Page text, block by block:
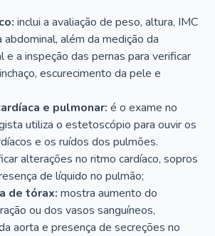
inclui a avaliação de peso, altura, IMC
abdominal, além da medição da
e a inspeção das pernas para verificar
escurecimento da pele e
e pulmonar: é o exame no
utiliza o estetoscópio para ouvir os
e os ruídos dos pulmões.
alterações no ritmo cardíaco, sopros
de líquido no pulmão;
de tórax: mostra aumento do
ou dos vasos sanguíneos,
aorta e presença de secreções no